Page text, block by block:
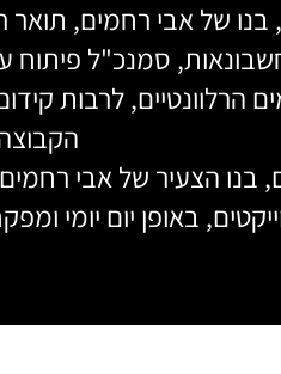
סמנכ"ל פיתוח
הרלוונטיים, לרבות
בנו הצעיר של אבי
באופן יום יומי